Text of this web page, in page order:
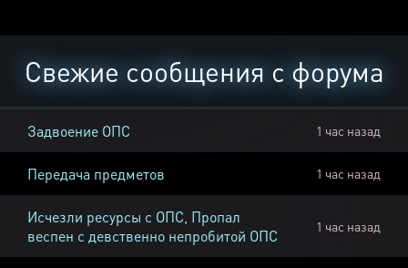
Свежие сообщения с форума
Задвоение ОПС 1 час назад
Передача предметов 1 час назад
Исчезли ресурсы с ОПС, Пропал
веспен с девственно непробитой ОПС
1 час назад